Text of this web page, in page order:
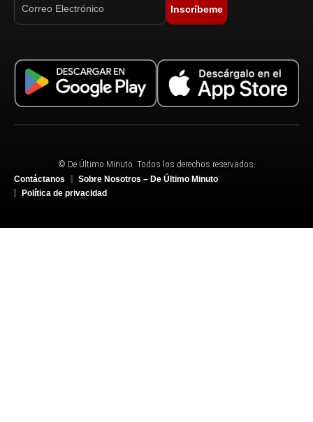
Inscríbeme
© De Último Minuto. Todos los derechos reservados.
Contáctanos
Sobre Nosotros – De Último Minuto
Política de privacidad